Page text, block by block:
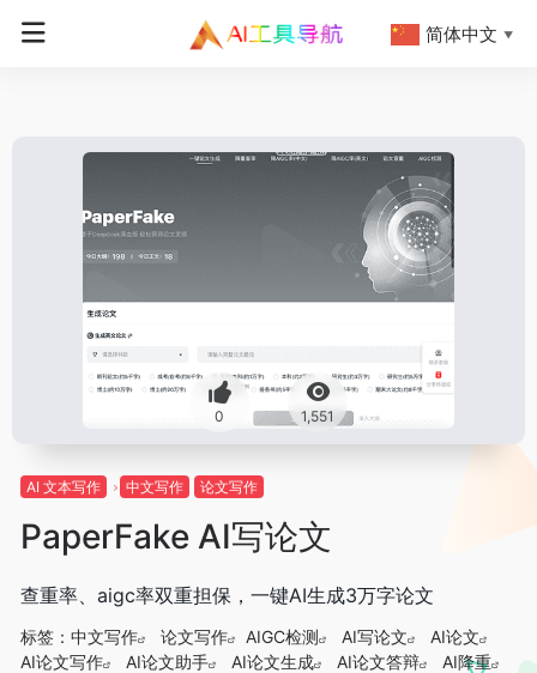
0 1,551
AI 文本写作 中文写作 论文写作
PaperFake AI写论文
查重率、aigc率双重担保，一键AI生成3万字论文
标签： 中文写作 论文写作 AIGC检测 AI写论文
AI论文
AI论文写作
AI论文助手 AI论文生成 AI论文答辩
AI降重
简体中文 ▼